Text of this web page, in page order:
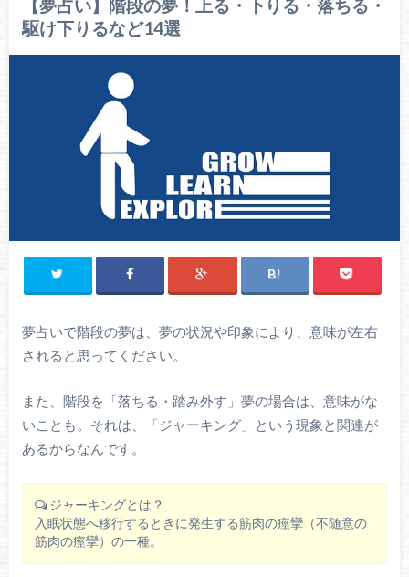
【夢占い】階段の夢！上る・下りる・落ちる・
駆け下りるなど14選
夢占いで階段の夢は、夢の状況や印象により、意味が左右
されると思ってください。
また、階段を「落ちる・踏み外す」夢の場合は、意味がな
いことも。それは、「ジャーキング」という現象と関連が
あるからなんです。
ジャーキングとは？
入眠状態へ移行するときに発生する筋肉の痙攣（不随意の
筋肉の痙攣）の一種。